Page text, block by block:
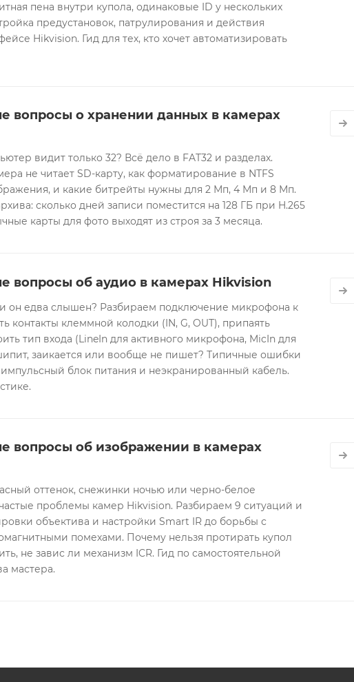
пена внутри купола, одинаковые ID у нескольких
предустановок, патрулирования и действия
Hikvision. Гид для тех, кто хочет автоматизировать
вопросы о хранении данных в камерах
видит только 32? Всё дело в FAT32 и разделах.
не читает SD-карту, как форматирование в NTFS
и какие битрейты нужны для 2 Мп, 4 Мп и 8 Мп.
сколько дней записи поместится на 128 ГБ при H.265
карты для фото выходят из строя за 3 месяца.
вопросы об аудио в камерах Hikvision
он едва слышен? Разбираем подключение микрофона к
контакты клеммной колодки (IN, G, OUT), припаять
тип входа (LineIn для активного микрофона, MicIn для
заикается или вообще не пишет? Типичные ошибки
блок питания и неэкранированный кабель.
вопросы об изображении в камерах
оттенок, снежинки ночью или черно-белое
проблемы камер Hikvision. Разбираем 9 ситуаций и
объектива и настройки Smart IR до борьбы с
помехами. Почему нельзя протирать купол
не завис ли механизм ICR. Гид по самостоятельной
мастера.